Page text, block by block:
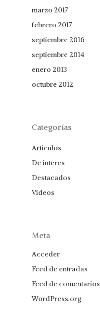
marzo 2017
febrero 2017
septiembre 2016
septiembre 2014
enero 2013
octubre 2012
Categorías
Articulos
De interes
Destacados
Videos
Meta
Acceder
Feed de entradas
Feed de comentarios
WordPress.org